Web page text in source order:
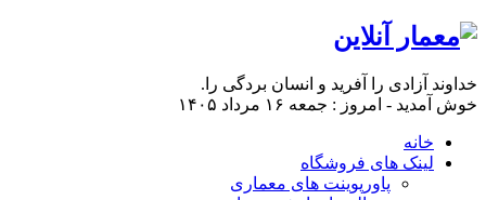
خداوند آزادی را آفرید و انسان بردگی را.
خوش آمدید - امروز : جمعه ۱۶ مرداد ۱۴۰۵
خانه
لینک های فروشگاه
پاورپوینت های معماری